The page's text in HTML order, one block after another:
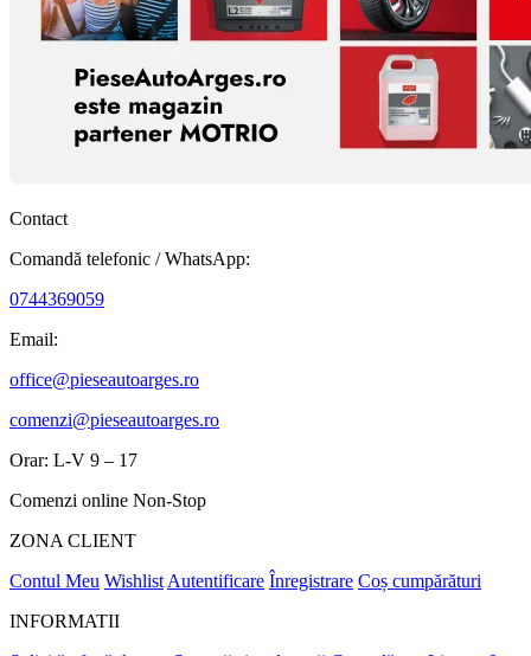
Contact
Comandă telefonic / WhatsApp:
0744369059
Email:
office@pieseautoarges.ro
comenzi@pieseautoarges.ro
Orar: L-V 9 – 17
Comenzi online Non-Stop
ZONA CLIENT
Contul Meu Wishlist Autentificare Înregistrare Coș cumpărături
INFORMATII